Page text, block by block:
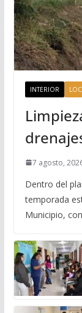
INTERIOR
7 agosto,
Dentro del
temporada
Municipio,